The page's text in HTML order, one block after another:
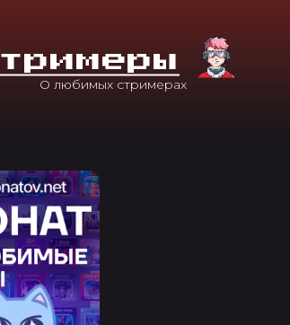
Тримеры